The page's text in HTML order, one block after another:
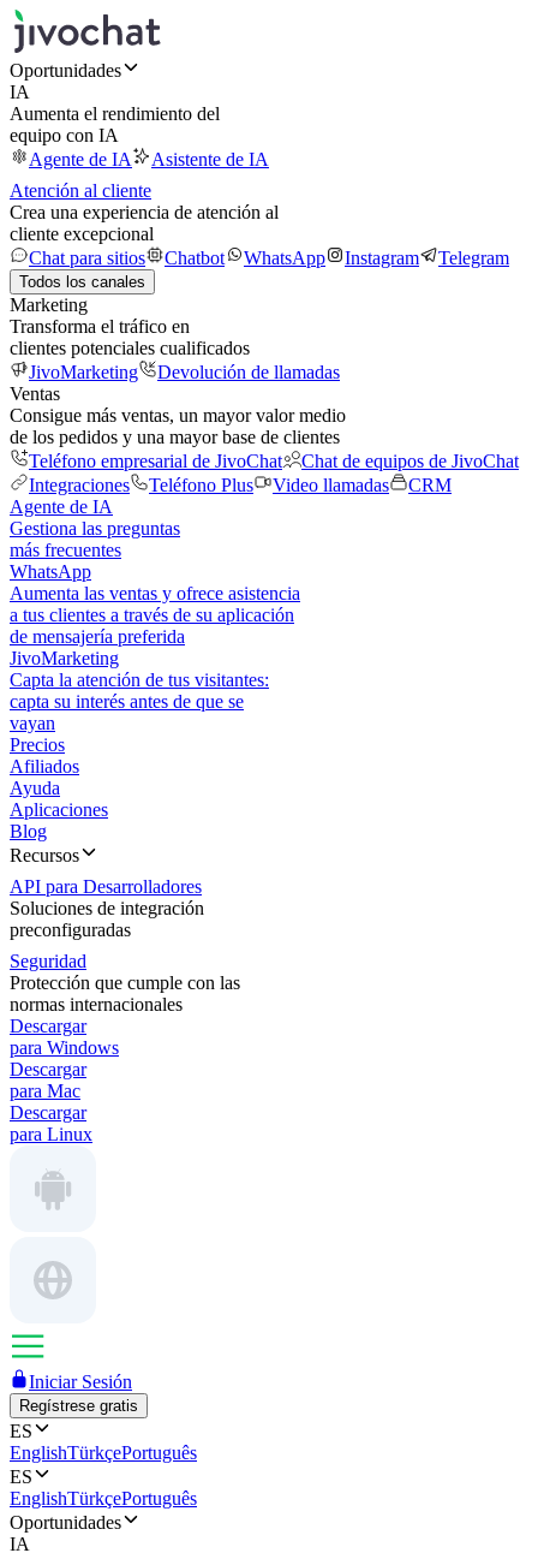
Oportunidades
IA
Aumenta el rendimiento del
equipo con IA
Agente de IA
Asistente de IA
Atención al cliente
Crea una experiencia de atención al
cliente excepcional
Chat para sitios
Chatbot WhatsApp Instagram Telegram
Todos los canales
Marketing
Transforma el tráfico en
clientes potenciales cualificados
JivoMarketing
Devolución de llamadas
Ventas
Consigue más ventas, un mayor valor medio
de los pedidos y una mayor base de clientes
Teléfono empresarial de JivoChat
Chat de equipos de JivoChat
Integraciones
Teléfono Plus Video llamadas
CRM
Agente de IA
Gestiona las preguntas
más frecuentes
WhatsApp
Aumenta las ventas y ofrece asistencia
a tus clientes a través de su aplicación
de mensajería preferida
JivoMarketing
Capta la atención de tus visitantes:
capta su interés antes de que se
vayan
Precios
Afiliados
Ayuda
Aplicaciones
Blog
Recursos
API para Desarrolladores
Soluciones de integración
preconfiguradas
Seguridad
Protección que cumple con las
normas internacionales
Descargar
para Windows
Descargar
para Mac
Descargar
para Linux
Iniciar Sesión
Regístrese gratis
ES
EnglishTürkçePortuguês
ES
EnglishTürkçePortuguês
Oportunidades
IA